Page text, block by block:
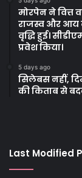
मोरपेन ने वित्त
राजस्व और आय
वृद्धि हुई।
प्रवेश किया।
5 days ago
सिलेबस नहीं,
की किताब से
Last Modified